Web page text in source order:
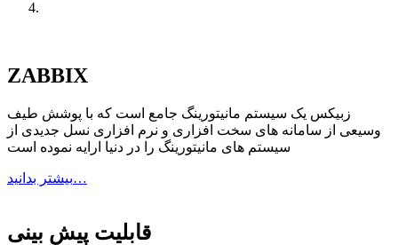
ZABBIX
زبیکس یک سیستم مانیتورینگ جامع است که با پوشش طیف
وسیعی از سامانه های سخت افزاری و نرم افزاری نسل جدیدی از
سیستم های مانیتورینگ را در دنیا ارایه نموده است
بیشتر بدانید…
قابلیت پیش بینی